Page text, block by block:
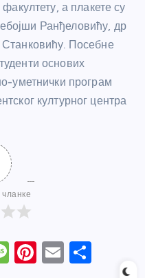
а плакете су
Ранђеловићу, др
Посебне
основих
уметнички програм
културног центра
M
Pi
E